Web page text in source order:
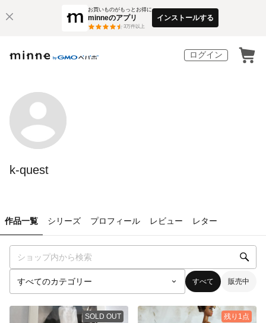
お買いものがもっとお得に
minneのアプリ
3万件以上
インストールする
ログイン
k-quest
作品一覧 シリーズ プロフィール レビュー レター
すべて 販売中
SOLD OUT 残り1点